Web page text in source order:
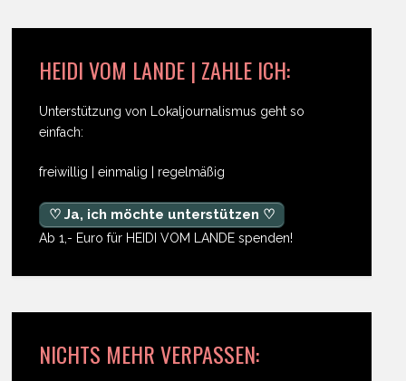
HEIDI VOM LANDE | ZAHLE ICH:
Unterstützung von Lokaljournalismus geht so
einfach:
freiwillig | einmalig | regelmäßig
♡ Ja, ich möchte unterstützen ♡
Ab 1,- Euro für HEIDI VOM LANDE spenden!
NICHTS MEHR VERPASSEN: